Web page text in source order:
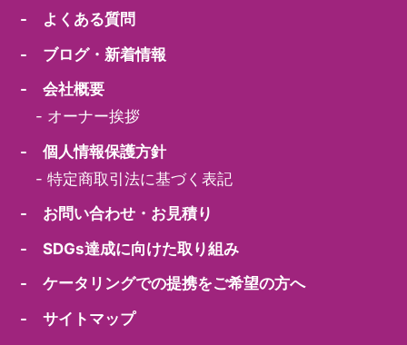
- よくある質問
- ブログ・新着情報
- 会社概要
- オーナー挨拶
- 個人情報保護方針
-特定商取引法に基づく表記
- お問い合わせ・お見積り
- SDGs達成に向けた取り組み
- ケータリングでの提携をご希望の方へ
- サイトマップ